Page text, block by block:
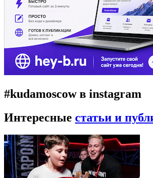
#kudamoscow в instagram
Интересные статьи и